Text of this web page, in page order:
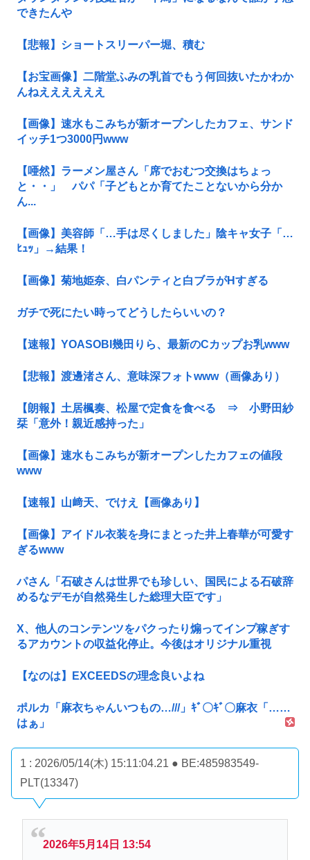
できたんや
【悲報】ショートスリーパー堀、積む
【お宝画像】二階堂ふみの乳首でもう何回抜いたかわか
んねええええええ
【画像】速水もこみちが新オープンしたカフェ、サンド
イッチ1つ3000円www
【唖然】ラーメン屋さん「席でおむつ交換はちょっ
と・・」 パパ「子どもとか育てたことないから分か
ん...
【画像】美容師「…手は尽くしました」陰キャ女子「…
ﾋｭｯ」→結果！
【画像】菊地姫奈、白パンティと白ブラがHすぎる
ガチで死にたい時ってどうしたらいいの？
【速報】YOASOBI幾田りら、最新のCカップお乳www
【悲報】渡邊渚さん、意味深フォトwww（画像あり）
【朗報】土居楓奏、松屋で定食を食べる ⇒ 小野田紗
栞「意外！親近感持った」
【画像】速水もこみちが新オープンしたカフェの値段
www
【速報】山﨑天、でけえ【画像あり】
【画像】アイドル衣装を身にまとった井上春華が可愛す
ぎるwww
パさん「石破さんは世界でも珍しい、国民による石破辞
めるなデモが自然発生した総理大臣です」
X、他人のコンテンツをパクったり煽ってインプ稼ぎす
るアカウントの収益化停止。今後はオリジナル重視
【なのは】EXCEEDSの理念良いよね
ポルカ「麻衣ちゃんいつもの…///」ｷﾞ〇ｷﾞ〇麻衣「……
はぁ」
1 : 2026/05/14(木) 15:11:04.21 ● BE:485983549-
PLT(13347)
2026年5月14日 13:54